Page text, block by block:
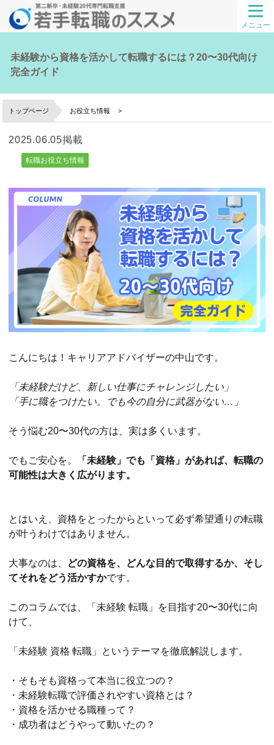
メニュー
未経験から資格を活かして転職するには？20〜30代向け
完全ガイド
トップページ お役立ち情報
2025.06.05掲載
転職お役立ち情報
こんにちは！キャリアアドバイザーの中山です。
「未経験だけど、新しい仕事にチャレンジしたい」
「手に職をつけたい。でも今の自分に武器がない…」
そう悩む20〜30代の方は、実は多くいます。
でもご安心を。
「未経験」でも「資格」があれば、転職の
可能性は大きく広がります。
とはいえ、資格をとったからといって必ず希望通りの転職
が叶うわけではありません。
大事なのは、
どの資格を、どんな目的で取得するか、そし
てそれをどう活かすかです。
このコラムでは、「未経験 転職」を目指す20〜30代に向
けて、
「未経験 資格 転職」というテーマを徹底解説します。
・そもそも資格って本当に役立つの？
・未経験転職で評価されやすい資格とは？
・資格を活かせる職種って？
・成功者はどうやって動いたの？